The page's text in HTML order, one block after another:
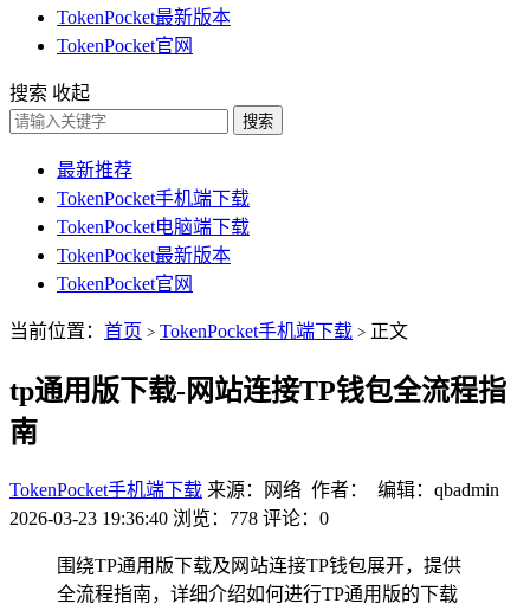
TokenPocket最新版本
TokenPocket官网
搜索 收起
搜索
最新推荐
TokenPocket手机端下载
TokenPocket电脑端下载
TokenPocket最新版本
TokenPocket官网
当前位置： 首页 > TokenPocket手机端下载 > 正文
tp通用版下载-网站连接TP钱包全流程指
南
TokenPocket手机端下载 来源：网络 作者： 编辑：qbadmin
2026-03-23 19:36:40 浏览：778 评论：0
围绕TP通用版下载及网站连接TP钱包展开，提供
全流程指南，详细介绍如何进行TP通用版的下载